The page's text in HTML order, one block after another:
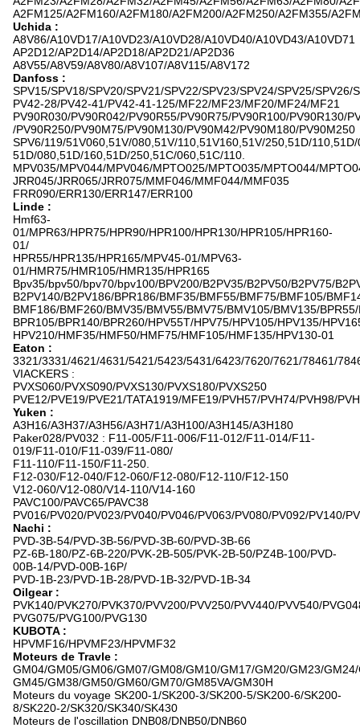
A2FM125/A2FM160/A2FM180/A2FM200/A2FM250/A2FM355/
Uchida :
A8V86/A10VD17/A10VD23/A10VD28/A10VD40/A10VD43/A10VD71
AP2D12/AP2D14/AP2D18/AP2D21/AP2D36
A8V55/A8V59/A8V80/A8V107/A8V115/A8V172
Danfoss :
SPV15/SPV18/SPV20/SPV21/SPV22/SPV23/SPV24/SPV25/SPV26/
PV42-28/PV42-41/PV42-41-125/MF22/MF23/MF20/MF24/MF21
PV90R030/PV90R042/PV90R55/PV90R75/PV90R100/PV90R130/
/PV90R250/PV90M75/PV90M130/PV90M42/PV90M180/PV90M250
SPV6/119/51V060,51V/080,51V/110,51V160,51V/250,51D/
51D/080,51D/160,51D/250,51C/060,51C/110.
MPV035/MPV044/MPV046/MPTO025/MPTO035/MPTO044/
JRR045/JRR065/JRR075/MMF046/MMF044/MMF035
FRR090/ERR130/ERR147/ERR100
Linde :
Hmf63-
01/MPR63/HPR75/HPR90/HPR100/HPR130/HPR105/HPR160-
01/
HPR55/HPR135/HPR165/MPV45-01/MPV63-
01/HMR75/HMR105/HMR135/HPR165
Bpv35/bpv50/bpv70/bpv100/BPV200/B2PV35/B2PV50/B2PV75/
B2PV140/B2PV186/BPR186/BMF35/BMF55/BMF75/BMF105/
BMF186/BMF260/BMV35/BMV55/BMV75/BMV105/BMV135/
BPR105/BPR140/BPR260/HPV55T/HPV75/HPV105/HPV135/
HPV210/HMF35/HMF50/HMF75/HMF105/HMF135/HPV130-01
Eaton :
3321/3331/4621/4631/5421/5423/5431/6423/7620/7621/78461/
VIACKERS :
PVXS060/PVXS090/PVXS130/PVXS180/PVXS250
PVE12/PVE19/PVE21/TATA1919/MFE19/PVH57/PVH74/PVH98/
Yuken :
A3H16/A3H37/A3H56/A3H71/A3H100/A3H145/A3H180
Paker028/PV032 : F11-005/F11-006/F11-012/F11-014/F11-
019/F11-010/F11-039/F11-080/
F11-110/F11-150/F11-250.
F12-030/F12-040/F12-060/F12-080/F12-110/F12-150
V12-060/V12-080/V14-110/V14-160
PAVC100/PAVC65/PAVC38
PV016/PV020/PV023/PV040/PV046/PV063/PV080/PV092/PV140/
Nachi :
PVD-3B-54/PVD-3B-56/PVD-3B-60/PVD-3B-66
PZ-6B-180/PZ-6B-220/PVK-2B-505/PVK-2B-50/PZ4B-100/PVD-
00B-14/PVD-00B-16P/
PVD-1B-23/PVD-1B-28/PVD-1B-32/PVD-1B-34
Oilgear :
PVK140/PVK270/PVK370/PVV200/PVV250/PVV440/PVV540/
PVG075/PVG100/PVG130
KUBOTA :
HPVMF16/HPVMF23/HPVMF32
Moteurs de Travle :
GM04/GM05/GM06/GM07/GM08/GM10/GM17/GM20/GM23/
GM45/GM38/GM50/GM60/GM70/GM85VA/GM30H
Moteurs du voyage SK200-1/SK200-3/SK200-5/SK200-6/SK200-
8/SK220-2/SK320/SK340/SK430
Moteurs de l'oscillation DNB08/DNB50/DNB60